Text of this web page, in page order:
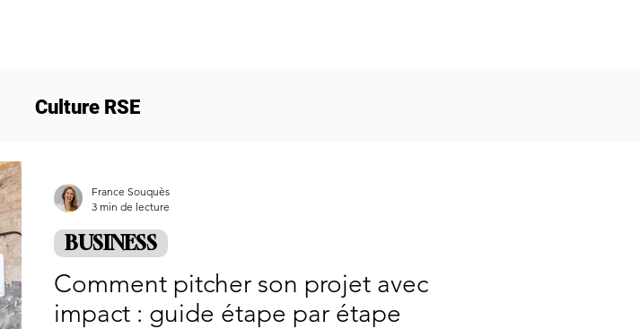
Culture RSE
Formations
Comment pitcher son projet avec
impact : guide étape par étape
BUSINESS
France Souquès
3 min de lecture